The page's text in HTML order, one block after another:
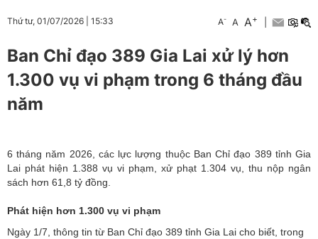
Thứ tư, 01/07/2026 15:33 A- A A+
Ban Chỉ đạo 389 Gia Lai xử lý hơn
1.300 vụ vi phạm trong 6 tháng đầu
năm
6 tháng năm 2026, các lực lượng thuộc Ban Chỉ đạo 389 tỉnh Gia
Lai phát hiện 1.388 vụ vi phạm, xử phạt 1.304 vụ, thu nộp ngân
sách hơn 61,8 tỷ đồng.
Phát hiện hơn 1.300 vụ vi phạm
Ngày 1/7, thông tin từ Ban Chỉ đạo 389 tỉnh Gia Lai cho biết, trong